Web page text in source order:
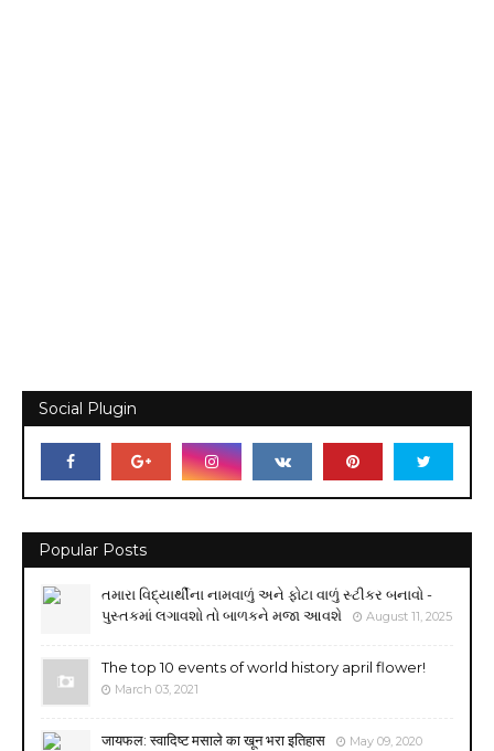
Social Plugin
Popular Posts
તમારા વિદ્યાર્થીના નામવાળું અને ફોટા વાળું સ્ટીકર બનાવો -
પુસ્તકમાં લગાવશો તો બાળકને મજા આવશે
August 11, 2025
The top 10 events of world history april flower!
March 03, 2021
जायफल: स्वादिष्ट मसाले का खून भरा इतिहास May 09, 2020